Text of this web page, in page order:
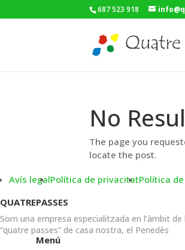
687 523 918
No
The page you
locate the post.
Avís legalPolítica de privacitatPolítica
QUATREPASSES
Som una empresa especialitzada en l’àmbit
“quatre passes” de casa nostra, el Penedès
Menú